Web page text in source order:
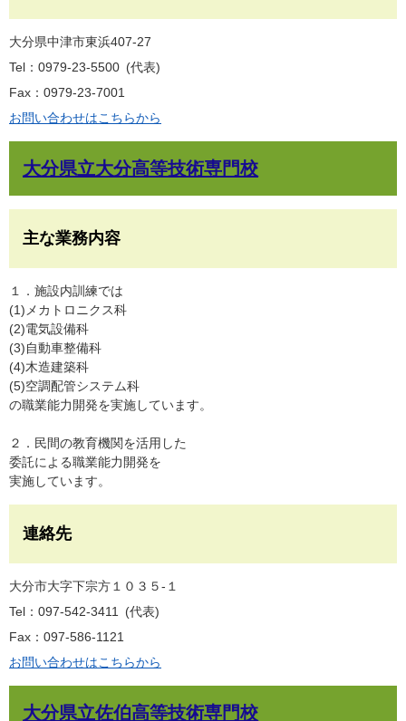
大分県中津市東浜407-27
Tel：0979-23-5500
代表
Fax：0979-23-7001
お問い合わせはこちらから
大分県立大分高等技術専門校
主な業務内容
１．施設内訓練では
(1)メカトロニクス科
(2)電気設備科
(3)自動車整備科
(4)木造建築科
(5)空調配管システム科
の職業能力開発を実施しています。
２．民間の教育機関を活用した
委託による職業能力開発を
実施しています。
連絡先
大分市大字下宗方１０３５-１
Tel：097-542-3411
代表
Fax：097-586-1121
お問い合わせはこちらから
大分県立佐伯高等技術専門校